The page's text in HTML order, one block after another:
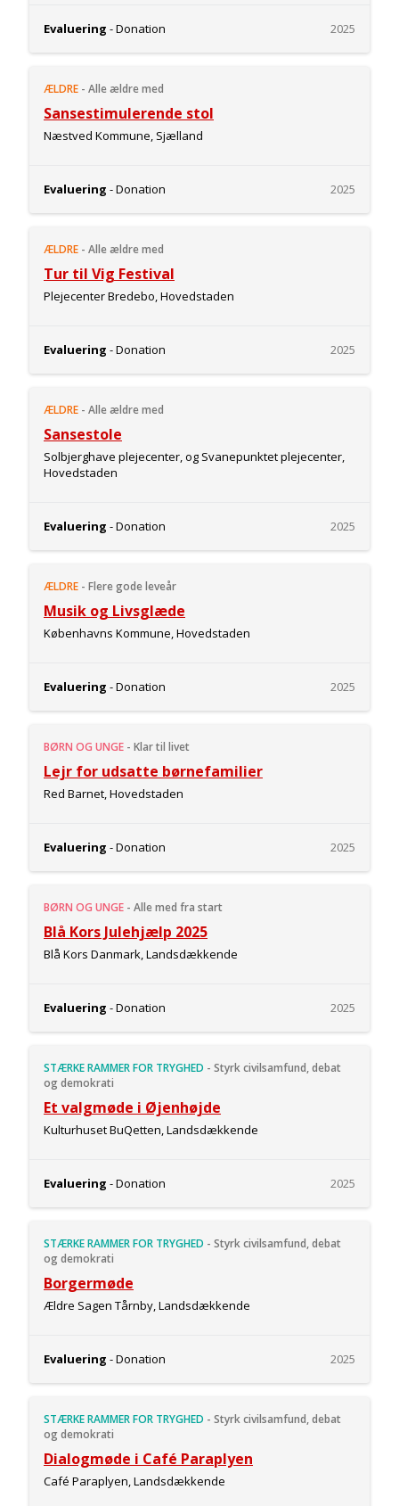
Evaluering - Donation 2025
ÆLDRE - Alle ældre med
Sansestimulerende stol
Næstved Kommune, Sjælland
Evaluering - Donation 2025
ÆLDRE - Alle ældre med
Tur til Vig Festival
Plejecenter Bredebo, Hovedstaden
Evaluering - Donation 2025
ÆLDRE - Alle ældre med
Sansestole
Solbjerghave plejecenter, og Svanepunktet plejecenter,
Hovedstaden
Evaluering - Donation 2025
ÆLDRE - Flere gode leveår
Musik og Livsglæde
Københavns Kommune, Hovedstaden
Evaluering - Donation 2025
BØRN OG UNGE - Klar til livet
Lejr for udsatte børnefamilier
Red Barnet, Hovedstaden
Evaluering - Donation 2025
BØRN OG UNGE - Alle med fra start
Blå Kors Julehjælp 2025
Blå Kors Danmark, Landsdækkende
Evaluering - Donation 2025
STÆRKE RAMMER FOR TRYGHED - Styrk civilsamfund, debat
og demokrati
Et valgmøde i Øjenhøjde
Kulturhuset BuQetten, Landsdækkende
Evaluering - Donation 2025
STÆRKE RAMMER FOR TRYGHED - Styrk civilsamfund, debat
og demokrati
Borgermøde
Ældre Sagen Tårnby, Landsdækkende
Evaluering - Donation 2025
STÆRKE RAMMER FOR TRYGHED - Styrk civilsamfund, debat
og demokrati
Dialogmøde i Café Paraplyen
Café Paraplyen, Landsdækkende